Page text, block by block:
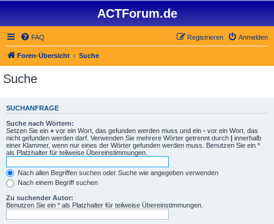
ACTForum.de
FAQ Anmelden
Registrieren
Foren-Übersicht Suche
Suche
SUCHANFRAGE
Suche nach Wörtern:
Setzen Sie ein + vor ein Wort, das gefunden werden muss und ein - vor ein Wort, das
nicht gefunden werden darf. Verwenden Sie mehrere Wörter getrennt durch | innerhalb
einer Klammer, wenn nur eines der Wörter gefunden werden muss. Benutzen Sie ein *
als Platzhalter für teilweise Übereinstimmungen.
Nach allen Begriffen suchen oder Suche wie angegeben verwenden
Nach einem Begriff suchen
Zu suchender Autor:
Benutzen Sie ein * als Platzhalter für teilweise Übereinstimmungen.